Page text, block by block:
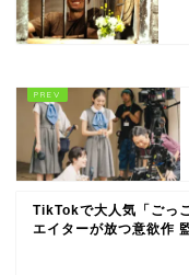
TikTokで大人気「ごっ
エイターが放つ意欲作